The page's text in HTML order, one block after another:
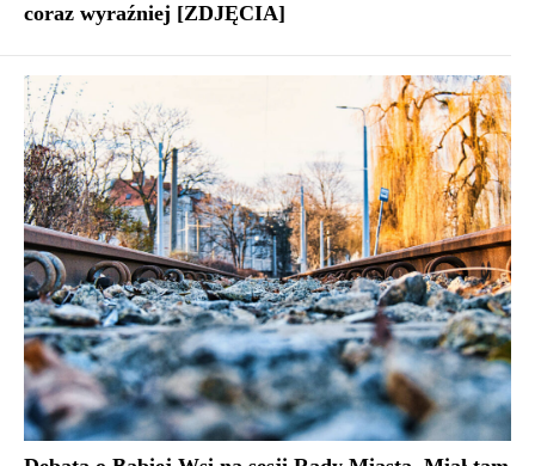
coraz wyraźniej [ZDJĘCIA]